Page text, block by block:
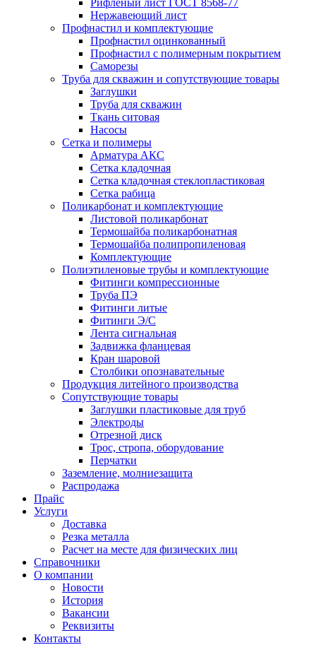
Рифленый лист ГОСТ 8568-77
Нержавеющий лист
Профнастил и комплектующие
Профнастил оцинкованный
Профнастил с полимерным покрытием
Саморезы
Труба для скважин и сопутствующие товары
Заглушки
Труба для скважин
Ткань ситовая
Насосы
Сетка и полимеры
Арматура АКС
Сетка кладочная
Сетка кладочная стеклопластиковая
Сетка рабица
Поликарбонат и комплектующие
Листовой поликарбонат
Термошайба поликарбонатная
Термошайба полипропиленовая
Комплектующие
Полиэтиленовые трубы и комплектующие
Фитинги компрессионные
Труба ПЭ
Фитинги литые
Фитинги Э/С
Лента сигнальная
Задвижка фланцевая
Кран шаровой
Столбики опознавательные
Продукция литейного производства
Сопутствующие товары
Заглушки пластиковые для труб
Электроды
Отрезной диск
Трос, стропа, оборудование
Перчатки
Заземление, молниезащита
Распродажа
Прайс
Услуги
Доставка
Резка металла
Расчет на месте для физических лиц
Справочники
О компании
Новости
История
Вакансии
Реквизиты
Контакты